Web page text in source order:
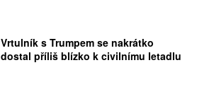
Vrtulník s Trumpem se nakrátko
dostal příliš blízko k civilnímu letadlu